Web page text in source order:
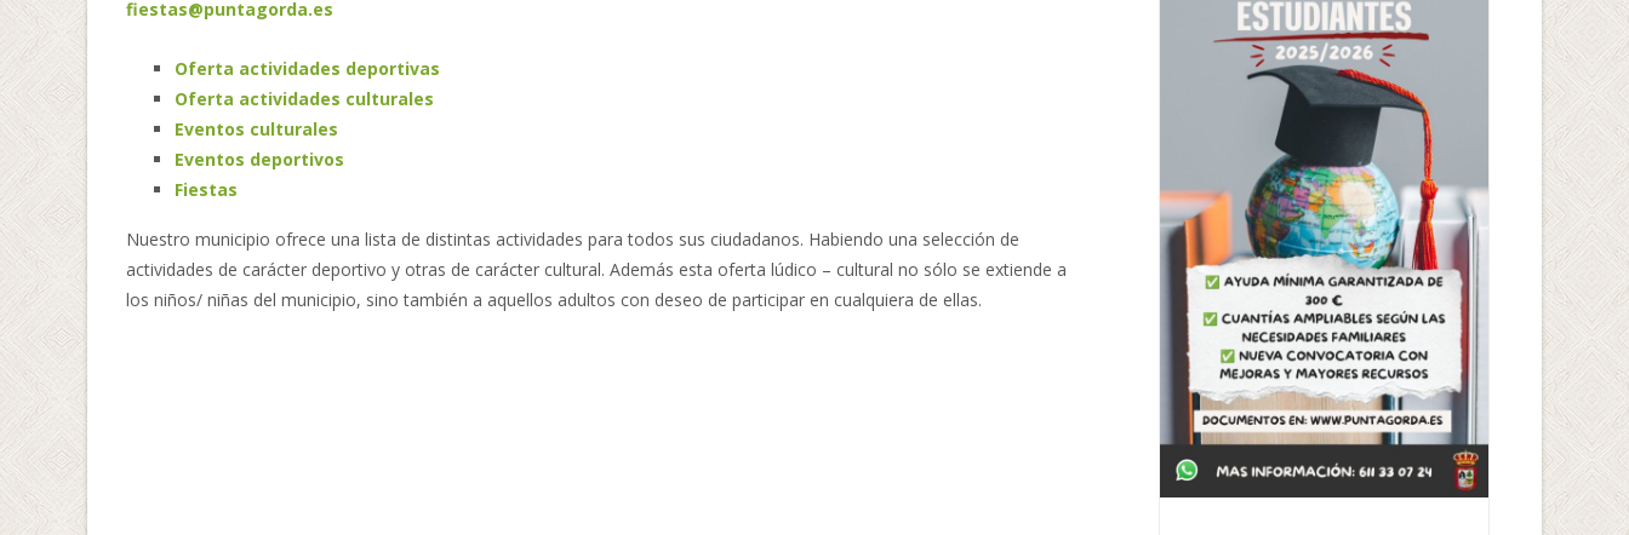
fiestas@puntagorda.es
Oferta actividades deportivas
Oferta actividades culturales
Eventos culturales
Eventos deportivos
Fiestas
Nuestro municipio ofrece una lista de distintas actividades para todos sus ciudadanos. Habiendo una selección de
actividades de carácter deportivo y otras de carácter cultural. Además esta oferta lúdico – cultural no sólo se extiende a
los niños/ niñas del municipio, sino también a aquellos adultos con deseo de participar en cualquiera de ellas.